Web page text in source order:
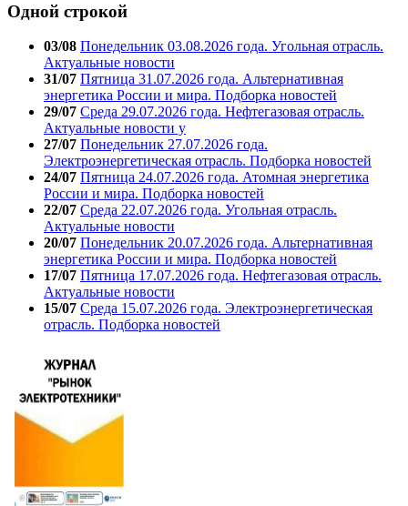
Одной строкой
03/08 Понедельник 03.08.2026 года. Угольная отрасль.
Актуальные новости
31/07 Пятница 31.07.2026 года. Альтернативная
энергетика России и мира. Подборка новостей
29/07 Среда 29.07.2026 года. Нефтегазовая отрасль.
Актуальные новости у
27/07 Понедельник 27.07.2026 года.
Электроэнергетическая отрасль. Подборка новостей
24/07 Пятница 24.07.2026 года. Атомная энергетика
России и мира. Подборка новостей
22/07 Среда 22.07.2026 года. Угольная отрасль.
Актуальные новости
20/07 Понедельник 20.07.2026 года. Альтернативная
энергетика России и мира. Подборка новостей
17/07 Пятница 17.07.2026 года. Нефтегазовая отрасль.
Актуальные новости
15/07 Среда 15.07.2026 года. Электроэнергетическая
отрасль. Подборка новостей